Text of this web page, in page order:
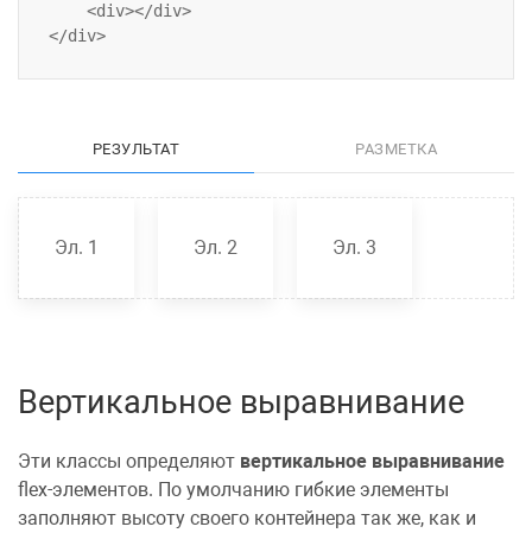
    <div></div>
РЕЗУЛЬТАТ РАЗМЕТКА
Эл. 1 Эл. 2 Эл. 3
Вертикальное выравнивание
Эти классы определяют вертикальное выравнивание
flex-элементов. По умолчанию гибкие элементы
заполняют высоту своего контейнера так же, как и